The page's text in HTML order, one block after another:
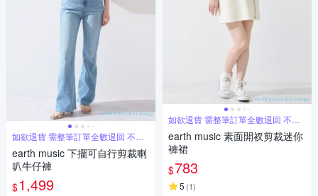
如欲退貨 需整筆訂單全數退回 不能
單退
earth music 下擺可自行剪裁喇
叭牛仔褲
$1,499
如欲退貨 需整筆訂單全數退回 不能
單退
earth music 素面開衩剪裁迷你
褲裙
$783
5 (1)